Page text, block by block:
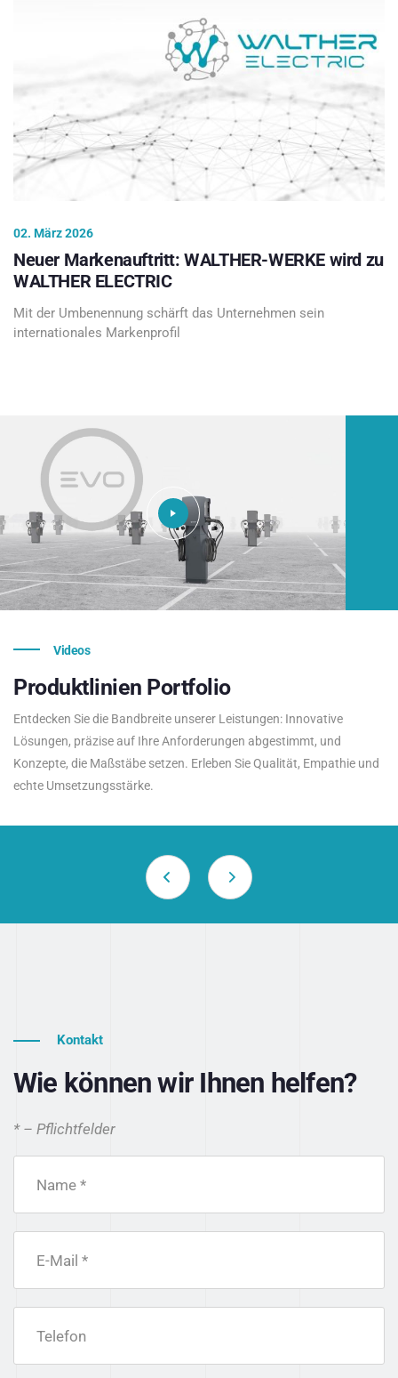
02. März 2026
Neuer Markenauftritt: WALTHER-WERKE wird zu
WALTHER ELECTRIC
Mit der Umbenennung schärft das Unternehmen sein
internationales Markenprofil
Videos
Produktlinien Portfolio
Entdecken Sie die Bandbreite unserer Leistungen: Innovative
Lösungen, präzise auf Ihre Anforderungen abgestimmt, und
Konzepte, die Maßstäbe setzen. Erleben Sie Qualität, Empathie und
echte Umsetzungsstärke.
Kontakt
Wie können wir Ihnen helfen?
* – Pflichtfelder
Name *
E-Mail *
Telefon